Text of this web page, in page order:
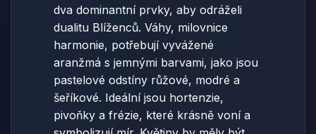
dva dominantní prvky, aby odráželi
dualitu Blíženců. Váhy, milovnice
harmonie, potřebují vyvážené
aranžmá s jemnými barvami, jako jsou
pastelové odstíny růžové, modré a
šeříkové. Ideální jsou hortenzie,
pivoňky a frézie, které krásně voní a